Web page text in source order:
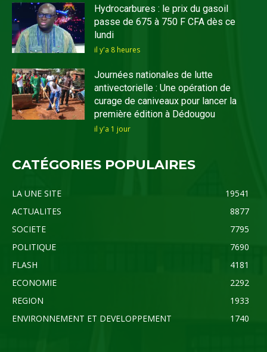
Hydrocarbures : le prix du gasoil
passe de 675 à 750 F CFA dès ce
lundi
il y'a 8 heures
Journées nationales de lutte
antivectorielle : Une opération de
curage de caniveaux pour lancer la
première édition à Dédougou
il y'a 1 jour
CATÉGORIES POPULAIRES
LA UNE SITE
19541
ACTUALITES
8877
SOCIETE
7795
POLITIQUE
7690
FLASH
4181
ECONOMIE
2292
REGION
1933
ENVIRONNEMENT ET DEVELOPPEMENT
1740